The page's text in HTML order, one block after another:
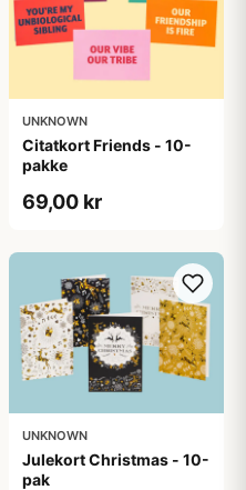
UNKNOWN
Citatkort Friends - 10-
pakke
69,00 kr
UNKNOWN
Julekort Christmas - 10-
pak